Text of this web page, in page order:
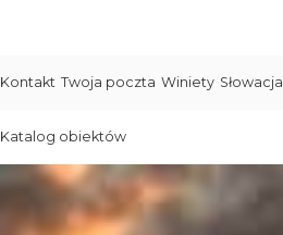
Kontakt Twoja poczta Winiety Słowacja
Katalog obiektów